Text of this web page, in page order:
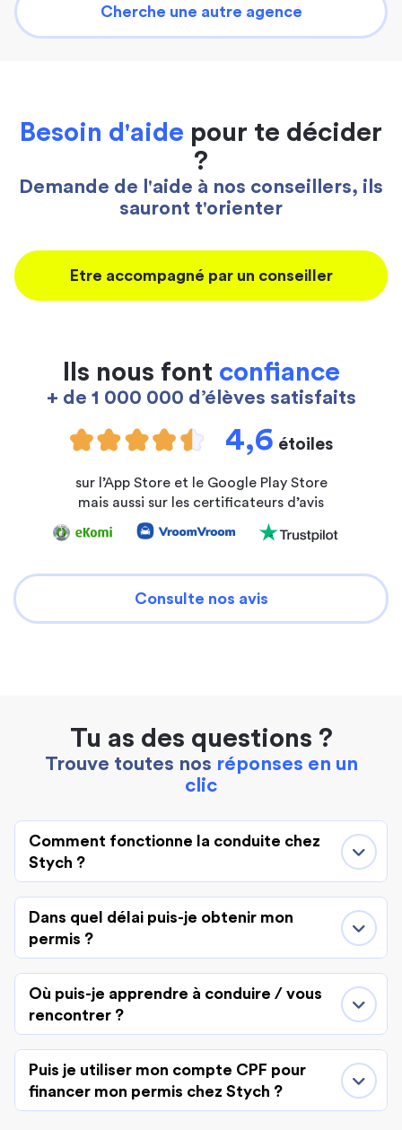
Cherche une autre agence
Besoin d'aide pour te décider
?
Demande de l'aide à nos conseillers, ils
sauront t'orienter
Etre accompagné par un conseiller
Ils nous font confiance
+ de 1 000 000 d’élèves satisfaits
4,6 étoiles
sur l’App Store et le Google Play Store
mais aussi sur les certificateurs d’avis
Consulte nos avis
Tu as des questions ?
Trouve toutes nos réponses en un
clic
Comment fonctionne la conduite chez
Stych ?
Dans quel délai puis-je obtenir mon
permis ?
Où puis-je apprendre à conduire / vous
rencontrer ?
Puis je utiliser mon compte CPF pour
financer mon permis chez Stych ?